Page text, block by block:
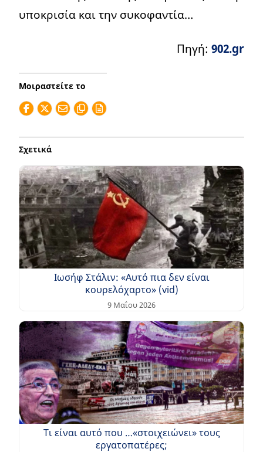
υποκρισία και την συκοφαντία…
Πηγή: 902.gr
Μοιραστείτε το
Σχετικά
Ιωσήφ Στάλιν: «Αυτό πια δεν είναι
κουρελόχαρτο» (vid)
9 Μαΐου 2026
Τι είναι αυτό που …«στοιχειώνει» τους
εργατοπατέρες;